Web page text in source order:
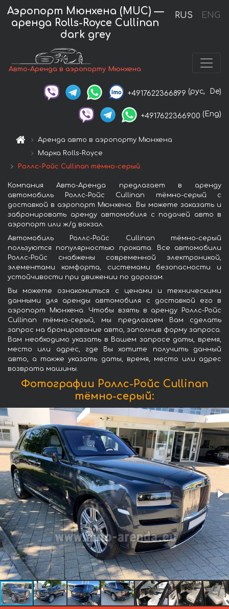
RUS ENG
Аэропорт Мюнхена (MUC) —
аренда Rolls-Royce Cullinan
dark grey
Авто-Аренда в аэропорту Мюнхена
+4917622366899 (рус, De)
+4917622366900 (Eng)
Аренда авто в аэропорту Мюнхена
Марка Rolls-Royce
Роллс-Ройс Cullinan тёмно-серый
Компания Авто-Аренда предлагает в аренду
автомобиль Роллс-Ройс Cullinan тёмно-серый с
доставкой в аэропорт Мюнхена. Вы можете заказать и
забронировать аренду автомобиля с подачей авто в
аэропорт или ж/д вокзал.
Автомобиль Роллс-Ройс Cullinan тёмно-серый
пользуются популярностью проката. Все автомобили
Роллс-Ройс снабжены современной электроникой,
элементами комфорта, системами безопасности и
устойчивости при движении по дорогам.
Вы можете ознакомиться с ценами и техническими
данными для аренды автомобиля с доставкой его в
аэропорт Мюнхена. Чтобы взять в аренду Роллс-Ройс
Cullinan тёмно-серый, мы предлагаем Вам сделать
запрос на бронирование авто, заполнив форму запроса.
Вам необходимо указать в Вашем запросе даты, время,
место или адрес, где Вы хотите получить данный
авто, а также указать даты, время, место или адрес
возврата машины.
Фотографии Роллс-Ройс Cullinan
тёмно-серый: